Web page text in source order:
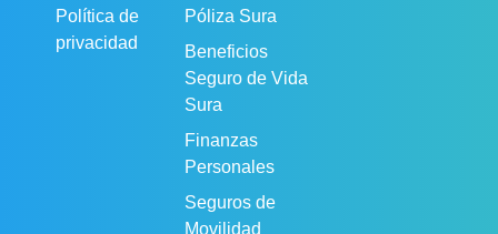
Política de
privacidad
Póliza Sura
Beneficios
Seguro de Vida
Sura
Finanzas
Personales
Seguros de
Movilidad